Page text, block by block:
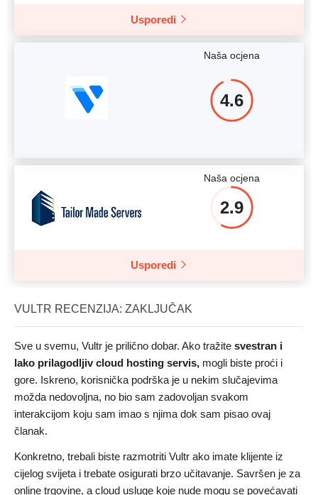
Usporedi
Naša ocjena
4.6
Naša ocjena
2.9
Usporedi
VULTR RECENZIJA: ZAKLJUČAK
Sve u svemu, Vultr je prilično dobar. Ako tražite svestran i
lako prilagodljiv cloud hosting servis, mogli biste proći i
gore. Iskreno, korisnička podrška je u nekim slučajevima
možda nedovoljna, no bio sam zadovoljan svakom
interakcijom koju sam imao s njima dok sam pisao ovaj
članak.
Konkretno, trebali biste razmotriti Vultr ako imate klijente iz
cijelog svijeta i trebate osigurati brzo učitavanje. Savršen je za
online trgovine, a cloud usluge koje nude mogu se povećavati